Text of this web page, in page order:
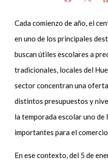
Cada comienzo de año, el
en uno de los principales
buscan útiles escolares a
tradicionales, locales del
sector concentran una
distintos presupuestos y
la temporada escolar uno de
importantes para el
En ese contexto, del 5 de